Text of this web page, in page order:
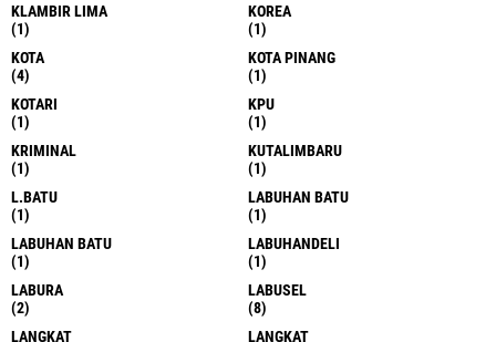
KLAMBIR LIMA
(1)
KOREA
(1)
KOTA
(4)
KOTA PINANG
(1)
KOTARI
(1)
KPU
(1)
KRIMINAL
(1)
KUTALIMBARU
(1)
L.BATU
(1)
LABUHAN BATU
(1)
LABUHAN BATU
(1)
LABUHANDELI
(1)
LABURA
(2)
LABUSEL
(8)
LANGKAT
LANGKAT